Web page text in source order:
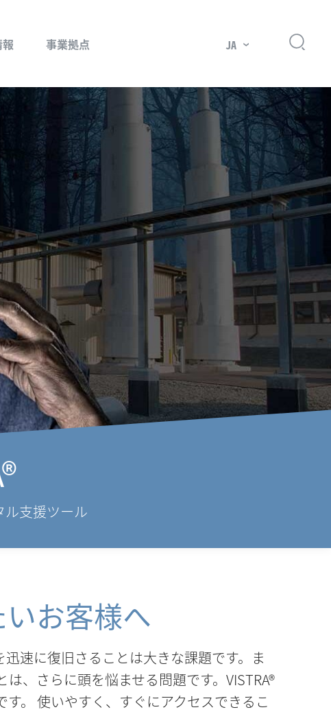
ンプレッサー用部品
主要市場
事業拠点 JA
ル支援ツール
お客様へ
速に復旧さることは大きな課題です。ま
、さらに頭を悩ませる問題です。VISTRA®
。 使いやすく、すぐにアクセスできるこ